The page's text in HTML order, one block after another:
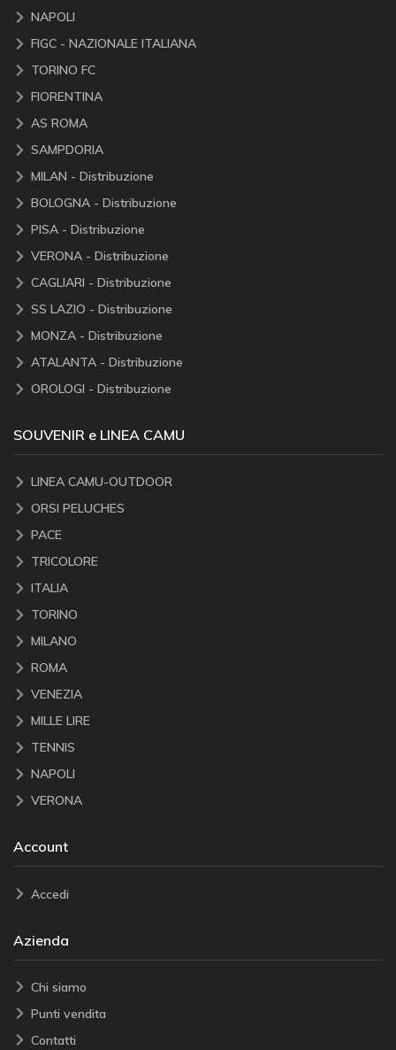
NAPOLI
FIGC - NAZIONALE ITALIANA
TORINO FC
FIORENTINA
AS ROMA
SAMPDORIA
MILAN - Distribuzione
BOLOGNA - Distribuzione
PISA - Distribuzione
VERONA - Distribuzione
CAGLIARI - Distribuzione
SS LAZIO - Distribuzione
MONZA - Distribuzione
ATALANTA - Distribuzione
OROLOGI - Distribuzione
SOUVENIR e LINEA CAMU
LINEA CAMU-OUTDOOR
ORSI PELUCHES
PACE
TRICOLORE
ITALIA
TORINO
MILANO
ROMA
VENEZIA
MILLE LIRE
TENNIS
NAPOLI
VERONA
Account
Accedi
Azienda
Chi siamo
Punti vendita
Contatti